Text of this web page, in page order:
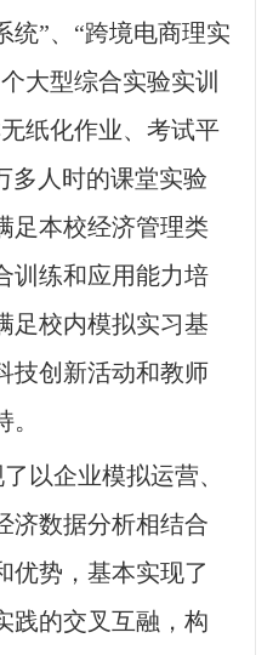
”、“跨境电商理实
大型综合实验实训
纸化作业、考试平
多人时的课堂实验
足本校经济管理类
训练和应用能力培
足校内模拟实习基
技创新活动和教师
以企业模拟运营、
济数据分析相结合
优势，基本实现了
践的交叉互融，构